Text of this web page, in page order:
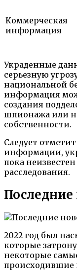
Коммерческая
информация
Украденные
серьезную
национальной
информация
создания
шпионажа или
собственности.
Следует
информации,
пока
расследования.
Последние
2022 год был
которые
некоторые
происходившие